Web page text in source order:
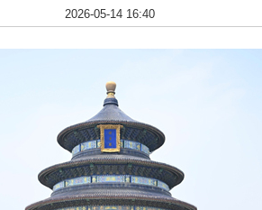
2026-05-14 16:40